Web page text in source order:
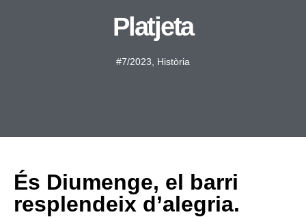
Platjeta
#7/2023 Història
És Diumenge, el barri
resplendeix d’alegria.